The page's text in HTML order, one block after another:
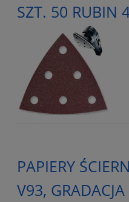
SZT. 50 RUBIN
PAPIERY
V93,